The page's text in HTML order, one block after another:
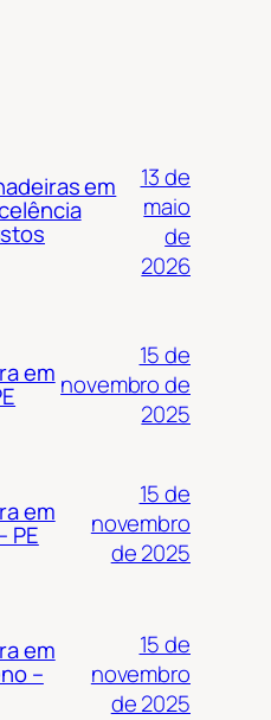
em
13 de
maio
de
2026
em
15 de
novembro de
2025
em
PE
15 de
novembro
de 2025
em
–
15 de
novembro
de 2025